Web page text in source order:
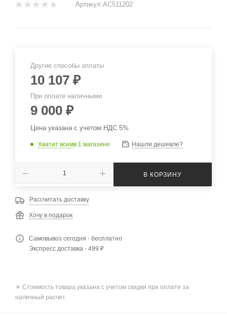
Артикул:AC511202
Другие способы оплаты
10 107 ₽
При оплате наличными
9 000 ₽
Цена указана с учетом НДС 5%
Хватит всемв 1 магазине Нашли дешевле?
В КОРЗИНУ
Рассчитать доставку
Хочу в подарок
Самовывоз сегодня - бесплатно
Экспресс доставка - 499 ₽
✴️ Стоимость товара указана с учетом скидки при оплате за
наличный расчет.